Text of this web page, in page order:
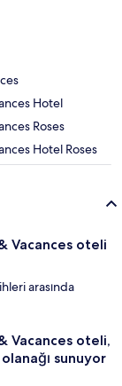
Hotel
Roses
Hotel Roses
Vacances oteli
arasında
Vacances oteli,
sunuyor